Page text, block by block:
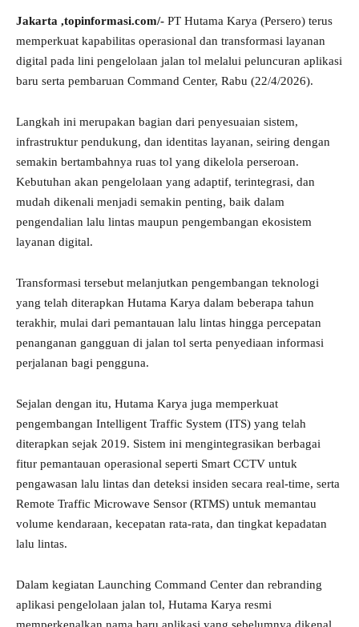
Jakarta ,topinformasi.com/- PT Hutama Karya (Persero) terus
memperkuat kapabilitas operasional dan transformasi layanan
digital pada lini pengelolaan jalan tol melalui peluncuran aplikasi
baru serta pembaruan Command Center, Rabu (22/4/2026).
Langkah ini merupakan bagian dari penyesuaian sistem,
infrastruktur pendukung, dan identitas layanan, seiring dengan
semakin bertambahnya ruas tol yang dikelola perseroan.
Kebutuhan akan pengelolaan yang adaptif, terintegrasi, dan
mudah dikenali menjadi semakin penting, baik dalam
pengendalian lalu lintas maupun pengembangan ekosistem
layanan digital.
Transformasi tersebut melanjutkan pengembangan teknologi
yang telah diterapkan Hutama Karya dalam beberapa tahun
terakhir, mulai dari pemantauan lalu lintas hingga percepatan
penanganan gangguan di jalan tol serta penyediaan informasi
perjalanan bagi pengguna.
Sejalan dengan itu, Hutama Karya juga memperkuat
pengembangan Intelligent Traffic System (ITS) yang telah
diterapkan sejak 2019. Sistem ini mengintegrasikan berbagai
fitur pemantauan operasional seperti Smart CCTV untuk
pengawasan lalu lintas dan deteksi insiden secara real-time, serta
Remote Traffic Microwave Sensor (RTMS) untuk memantau
volume kendaraan, kecepatan rata-rata, dan tingkat kepadatan
lalu lintas.
Dalam kegiatan Launching Command Center dan rebranding
aplikasi pengelolaan jalan tol, Hutama Karya resmi